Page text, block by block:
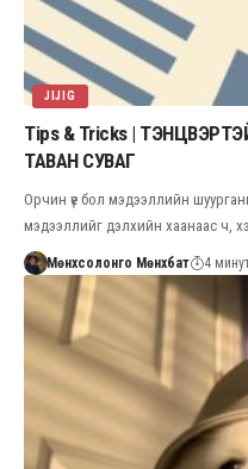
JIJIG
Tips & Tricks |
ТАВАН СУВАГ
Орчин үе бол мэдээллийн
мэдээллийг дэлхийн хаанаас ч,
Мөнхсолонго Мөнхбат 4